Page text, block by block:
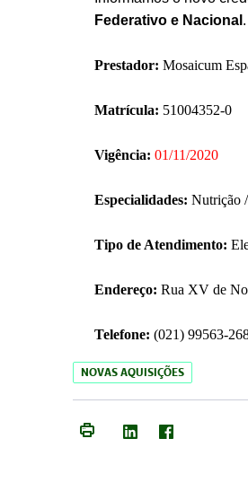
Federativo e Nacional .
Prestador: Mosaicum
Matrícula: 51004352-0
Vigência: 01/11/2020
Especialidades: Nutrição
Tipo de Atendimento:
Endereço: Rua XV de
Telefone: (021) 99563-
NOVAS AQUISIÇÕES